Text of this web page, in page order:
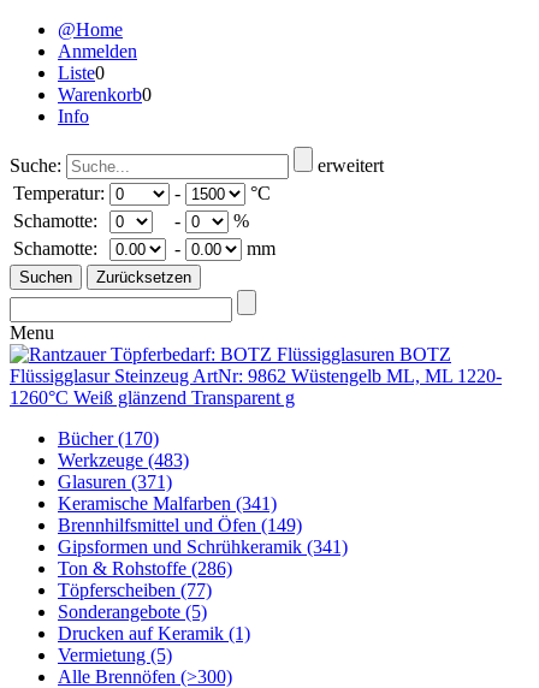
@Home
Anmelden
Liste0
Warenkorb0
Info
Suche:
erweitert
Temperatur:
-
°C
Schamotte:
-
%
Schamotte:
- mm
Menu
Bücher(170)
Werkzeuge (483)
Glasuren (371)
Keramische Malfarben (341)
Brennhilfsmittel und Öfen (149)
Gipsformen und Schrühkeramik (341)
Ton & Rohstoffe (286)
Töpferscheiben (77)
Sonderangebote (5)
Drucken auf Keramik (1)
Vermietung (5)
Alle Brennöfen (>300)